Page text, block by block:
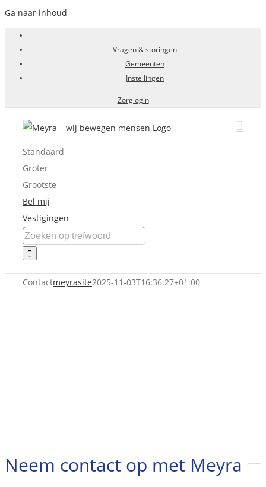
Ga naar inhoud
Vragen & storingen
Gemeenten
Instellingen
Zorglogin
Standaard
Groter
Grootste
Bel mij
Vestigingen
Contactmeyrasite2025-11-03T16:36:27+01:00
Neem contact op met Meyra